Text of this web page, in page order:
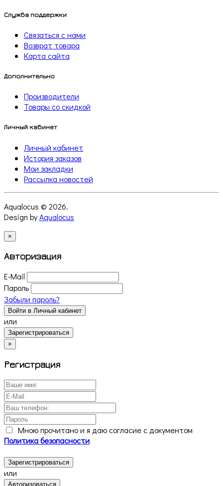
Служба поддержки
Связаться с нами
Возврат товара
Карта сайта
Дополнительно
Производители
Товары со скидкой
Личный кабинет
Личный кабинет
История заказов
Мои закладки
Рассылка новостей
Aqualocus © 2026.
Design byAqualocus
×
Авторизация
E-Mail
Пароль
Забыли пароль?
Войти в Личный кабинет
или
Зарегистрироваться
×
Регистрация
Мною прочитано и я даю согласие с документом
Политика безопасности
Зарегистрироваться
или
Авторизоваться